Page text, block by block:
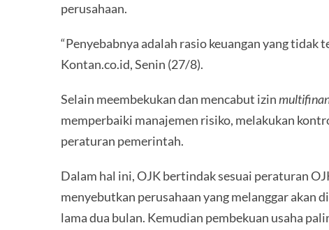
perusahaan.
“Penyebabnya adalah rasio keuangan yang tidak
Kontan.co.id, Senin (27/8).
Selain meembekukan dan mencabut izin
memperbaiki manajemen risiko, melakukan
peraturan pemerintah.
Dalam hal ini, OJK bertindak sesuai peraturan
menyebutkan perusahaan yang melanggar akan
lama dua bulan. Kemudian pembekuan usaha